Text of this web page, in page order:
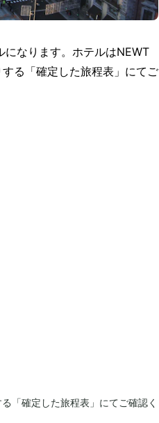
なります。ホテルはNEWT
る「確定した旅程表」にてご
「確定した旅程表」にてご確認く